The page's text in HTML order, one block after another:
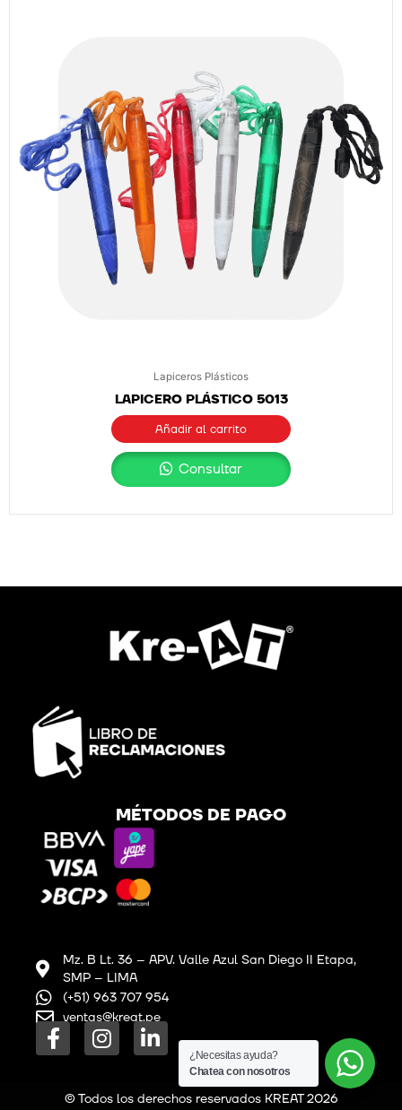
Lapiceros Plásticos
LAPICERO PLÁSTICO 5013
Añadir al carrito
Consultar
MÉTODOS DE PAGO
Mz. B Lt. 36 – APV. Valle Azul San Diego II Etapa,
SMP – LIMA
(+51) 963 707 954
ventas@kreat.pe
F
a
I
n
t
L
i
k
© Todos los derechos reservados KREAT 2026
¿Necesitas ayuda?
Chatea con nosotros